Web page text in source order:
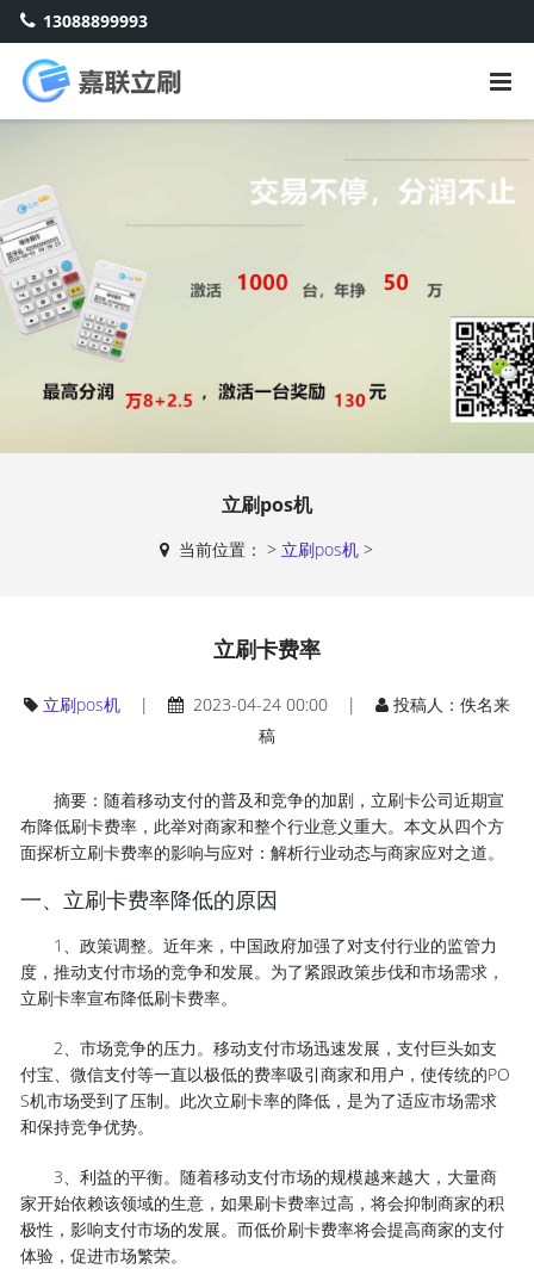
13088899993
立刷pos机
当前位置：> 立刷pos机 >
立刷卡费率
立刷pos机| 2023-04-24 00:00 |
投稿人：佚名来
稿
摘要：随着移动支付的普及和竞争的加剧，立刷卡公司近期宣
布降低刷卡费率，此举对商家和整个行业意义重大。本文从四个方
面探析立刷卡费率的影响与应对：解析行业动态与商家应对之道。
一、立刷卡费率降低的原因
1、政策调整。近年来，中国政府加强了对支付行业的监管力
度，推动支付市场的竞争和发展。为了紧跟政策步伐和市场需求，
立刷卡率宣布降低刷卡费率。
2、市场竞争的压力。移动支付市场迅速发展，支付巨头如支
付宝、微信支付等一直以极低的费率吸引商家和用户，使传统的PO
S机市场受到了压制。此次立刷卡率的降低，是为了适应市场需求
和保持竞争优势。
3、利益的平衡。随着移动支付市场的规模越来越大，大量商
家开始依赖该领域的生意，如果刷卡费率过高，将会抑制商家的积
极性，影响支付市场的发展。而低价刷卡费率将会提高商家的支付
体验，促进市场繁荣。